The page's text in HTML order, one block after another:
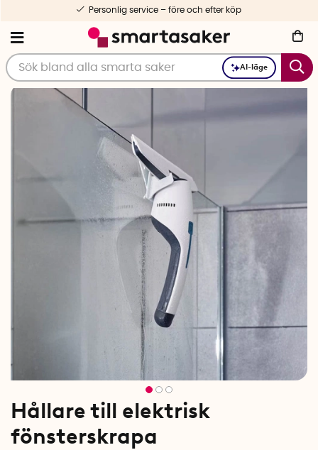
AI-läge
Personlig service – före och efter köp
Hållare till elektrisk
fönsterskrapa